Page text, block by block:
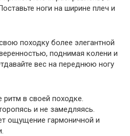
ноги на ширине плеч и
походку более элегантной
поднимая колени и
вес на переднюю ногу
в своей походке.
и не замедляясь.
ощущение гармоничной и